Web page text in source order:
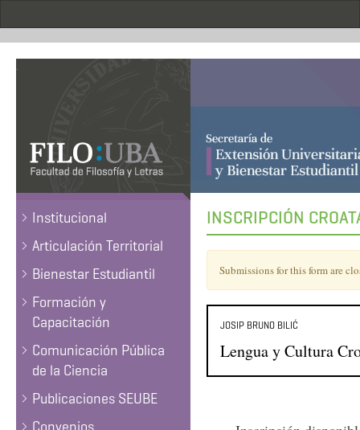
.
Institucional
Articulación Territorial
Bienestar Estudiantil
Formación y
Capacitación
Comunicación Pública
de la Ciencia
Publicaciones SEUBE
INSCRIPCIÓN
Mensaje
Submissions for this form are
JOSIP BRUNO BILIĆ
Lengua y Cultura